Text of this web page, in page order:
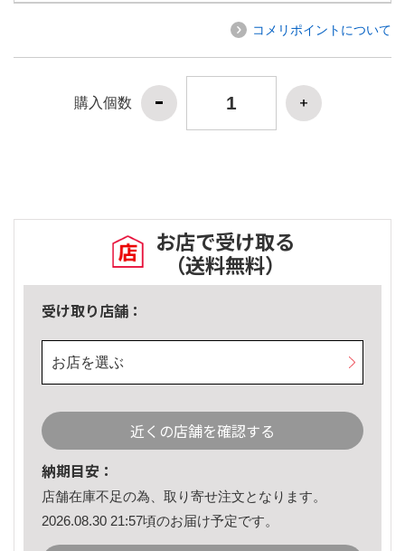
コメリポイントについて
購入個数
お店で受け取る
（送料無料）
受け取り店舗：
お店を選ぶ
近くの店舗を確認する
納期目安：
店舗在庫不足の為、取り寄せ注文となります。
2026.08.30 21:57頃のお届け予定です。